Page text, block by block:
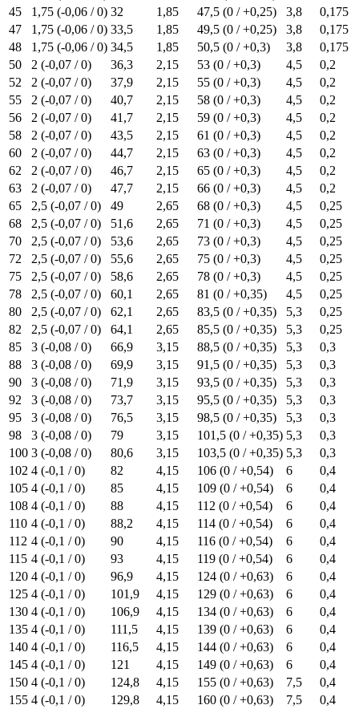
45
1,75 (-0,06 / 0) 32 1,85 47,5 (0 / +0,25) 3,8
0,175
47
1,75 (-0,06 / 0) 33,5 1,85 49,5 (0 / +0,25) 3,8
0,175
48
1,75 (-0,06 / 0) 34,5 1,85 50,5 (0 / +0,3) 3,8
0,175
50
2 (-0,07 / 0) 36,3 2,15 53 (0 / +0,3) 4,5
0,2
52
2 (-0,07 / 0) 37,9 2,15 55 (0 / +0,3) 4,5
0,2
55
2 (-0,07 / 0) 40,7 2,15 58 (0 / +0,3) 4,5
0,2
56
2 (-0,07 / 0) 41,7 2,15 59 (0 / +0,3) 4,5
0,2
58
2 (-0,07 / 0) 43,5 2,15 61 (0 / +0,3) 4,5
0,2
60
2 (-0,07 / 0) 44,7 2,15 63 (0 / +0,3) 4,5
0,2
62
2 (-0,07 / 0) 46,7 2,15 65 (0 / +0,3) 4,5
0,2
63
2 (-0,07 / 0) 47,7 2,15 66 (0 / +0,3) 4,5
0,2
65
2,5 (-0,07 / 0) 49 2,65 68 (0 / +0,3) 4,5
0,25
68
2,5 (-0,07 / 0) 51,6 2,65 71 (0 / +0,3) 4,5
0,25
70
2,5 (-0,07 / 0) 53,6 2,65 73 (0 / +0,3) 4,5
0,25
72
2,5 (-0,07 / 0) 55,6 2,65 75 (0 / +0,3) 4,5
0,25
75
2,5 (-0,07 / 0) 58,6 2,65 78 (0 / +0,3) 4,5
0,25
78
2,5 (-0,07 / 0) 60,1 2,65 81 (0 / +0,35) 4,5
0,25
80
2,5 (-0,07 / 0) 62,1 2,65 83,5 (0 / +0,35) 5,3
0,25
82
2,5 (-0,07 / 0) 64,1 2,65 85,5 (0 / +0,35) 5,3
0,25
85
3 (-0,08 / 0) 66,9 3,15 88,5 (0 / +0,35) 5,3
0,3
88
3 (-0,08 / 0) 69,9 3,15 91,5 (0 / +0,35) 5,3
0,3
90
3 (-0,08 / 0) 71,9 3,15 93,5 (0 / +0,35) 5,3
0,3
92
3 (-0,08 / 0) 73,7 3,15 95,5 (0 / +0,35) 5,3
0,3
95
3 (-0,08 / 0) 76,5 3,15 98,5 (0 / +0,35) 5,3
0,3
98
3 (-0,08 / 0) 79 3,15 101,5 (0 / +0,35) 5,3
0,3
100 3 (-0,08 / 0) 80,6 3,15 103,5 (0 / +0,35) 5,3
0,3
102 4 (-0,1 / 0) 82 4,15 106 (0 / +0,54) 6
0,4
105 4 (-0,1 / 0) 85 4,15 109 (0 / +0,54) 6
0,4
108 4 (-0,1 / 0) 88 4,15 112 (0 / +0,54) 6
0,4
110 4 (-0,1 / 0) 88,2 4,15 114 (0 / +0,54) 6
0,4
112 4 (-0,1 / 0) 90 4,15 116 (0 / +0,54) 6
0,4
115 4 (-0,1 / 0) 93 4,15 119 (0 / +0,54) 6
0,4
120 4 (-0,1 / 0) 96,9 4,15 124 (0 / +0,63) 6
0,4
125 4 (-0,1 / 0) 101,9 4,15 129 (0 / +0,63) 6
0,4
130 4 (-0,1 / 0) 106,9 4,15 134 (0 / +0,63) 6
0,4
135 4 (-0,1 / 0) 111,5 4,15 139 (0 / +0,63) 6
0,4
140 4 (-0,1 / 0) 116,5 4,15 144 (0 / +0,63) 6
0,4
145 4 (-0,1 / 0) 121 4,15 149 (0 / +0,63) 6
0,4
150 4 (-0,1 / 0) 124,8 4,15 155 (0 / +0,63) 7,5
0,4
155 4 (-0,1 / 0) 129,8 4,15 160 (0 / +0,63) 7,5
0,4